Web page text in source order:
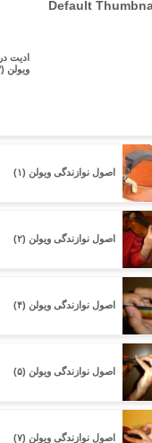
ادیت در
ویولن (۳)
اصول نوازندگی ویولن (۱)
اصول نوازندگی ویولن (۲)
اصول نوازندگی ویولن (۴)
اصول نوازندگی ویولن (۵)
اصول نوازندگی ویولن (۷)